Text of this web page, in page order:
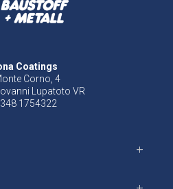
Coatings
Corno, 4
Lupatoto VR
1754322